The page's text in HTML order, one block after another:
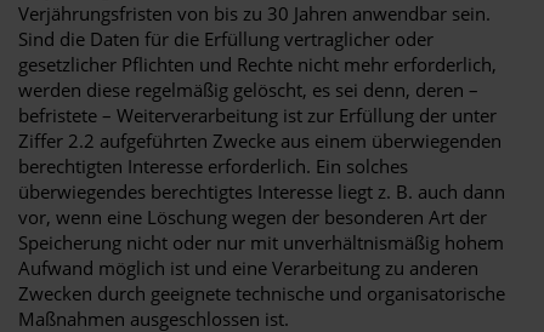
Verjährungsfristen von bis zu 30 Jahren anwendbar sein.
Sind die Daten für die Erfüllung vertraglicher oder
gesetzlicher Pflichten und Rechte nicht mehr erforderlich,
werden diese regelmäßig gelöscht, es sei denn, deren –
befristete – Weiterverarbeitung ist zur Erfüllung der unter
Ziffer 2.2 aufgeführten Zwecke aus einem überwiegenden
berechtigten Interesse erforderlich. Ein solches
überwiegendes berechtigtes Interesse liegt z. B. auch dann
vor, wenn eine Löschung wegen der besonderen Art der
Speicherung nicht oder nur mit unverhältnismäßig hohem
Aufwand möglich ist und eine Verarbeitung zu anderen
Zwecken durch geeignete technische und organisatorische
Maßnahmen ausgeschlossen ist.